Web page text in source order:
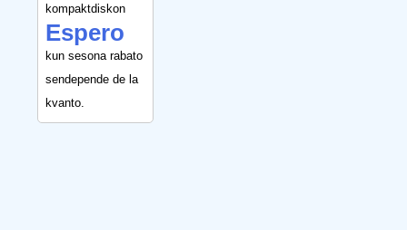
kompaktdiskon
Espero
kun sesona rabato
sendepende de la
kvanto.